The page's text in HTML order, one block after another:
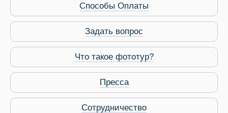
Способы Оплаты
Задать вопрос
Что такое фототур?
Пресса
Сотрудничество